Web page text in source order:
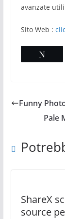
avanzate
Sito Web :
Funny
Pale
ShareX
source